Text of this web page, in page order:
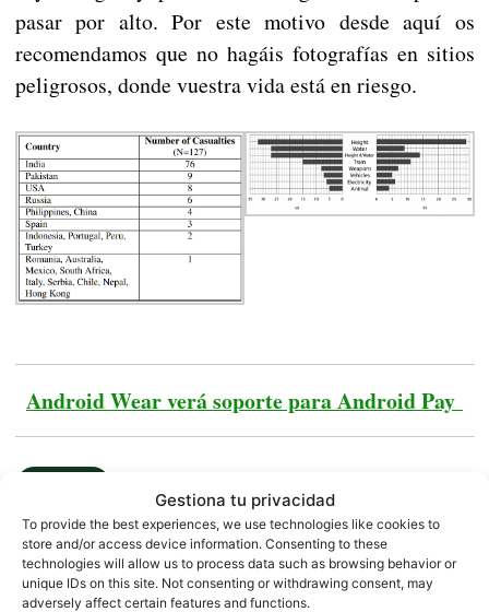
Gestiona tu privacidad
To provide the best experiences, we use technologies like cookies to
store and/or access device information. Consenting to these
technologies will allow us to process data such as browsing behavior or
unique IDs on this site. Not consenting or withdrawing consent, may
adversely affect certain features and functions.
pasar por alto. Por este motivo desde aquí os
recomendamos que no hagáis fotografías en sitios
peligrosos, donde vuestra vida está en riesgo.
Android Wear verá soporte para Android Pay
Sobre este autor